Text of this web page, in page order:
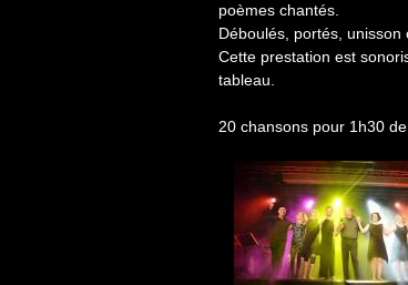
poèmes chantés.
Déboulés, portés,
Cette prestation est
tableau.
20 chansons pour 1h30 de